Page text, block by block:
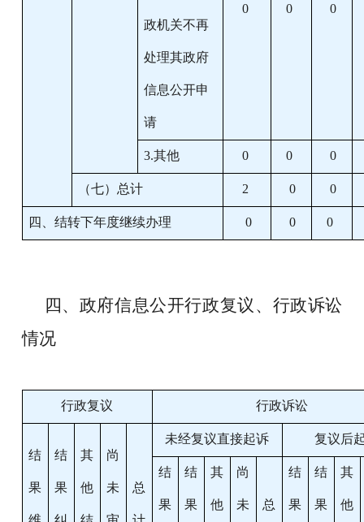
政机关不再
处理其政府
信息公开申
请
0 0 0
3.其他 0 0 0
（七）总计 2 0 0
四、结转下年度继续办理 0 0 0
四、政府信息公开行政复议、行政诉讼
情况
行政复议 行政诉讼
结
果
结
果
其
他
尚
未 总
未经复议直接起诉 复议后
结
果
结
果
其
他
尚
未 总
结
果
结
果
其
他